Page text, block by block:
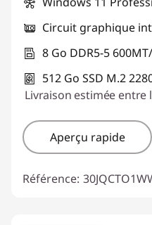
Circuit graphique
8 Go DDR5-5
512 Go SSD M.2
Livraison estimée entre
Aperçu rapide
Référence: